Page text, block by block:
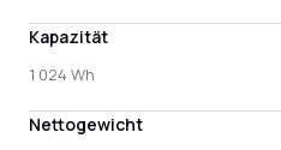
Kapazität
1 024 Wh
Nettogewicht